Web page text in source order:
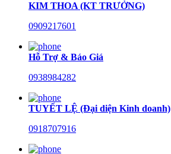
KIM THOA (KT TRƯỞNG)
0909217601
Hỗ Trợ & Báo Giá
0938984282
TUYẾT LỆ (Đại diện Kinh doanh)
0918707916